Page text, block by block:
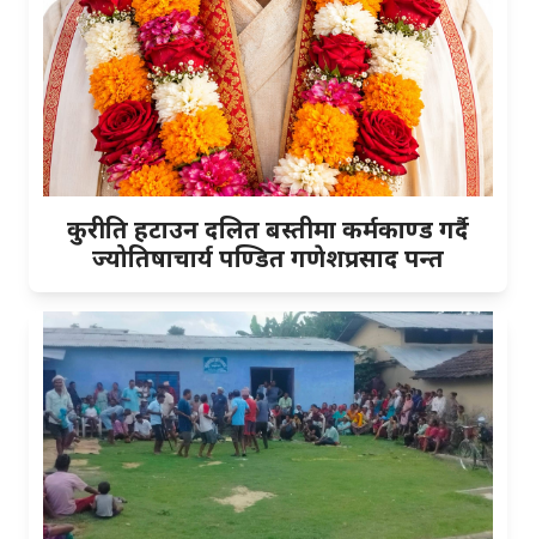
कुरीति हटाउन दलित बस्तीमा कर्मकाण्ड गर्दै
ज्योतिषाचार्य पण्डित गणेशप्रसाद पन्त